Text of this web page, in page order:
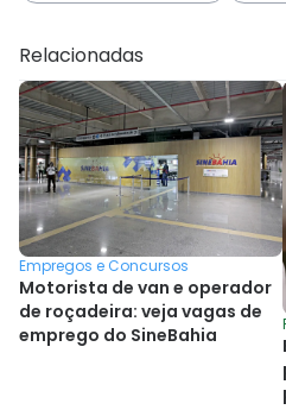
Relacionadas
Empregos e Concursos
Motorista de van e operador
de roçadeira: veja vagas de
emprego do SineBahia